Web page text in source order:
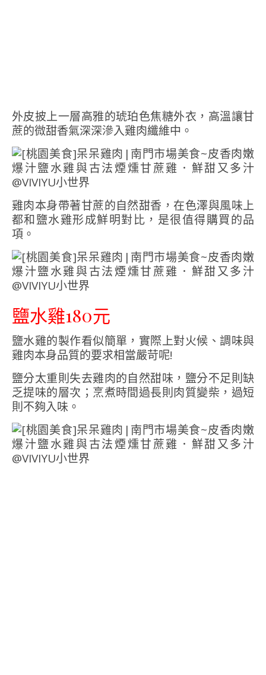
外皮披上一層高雅的琥珀色焦糖外衣，高溫讓甘
蔗的微甜香氣深深滲入雞肉纖維中。
雞肉本身帶著甘蔗的自然甜香，在色澤與風味上
都和鹽水雞形成鮮明對比，是很值得購買的品
項。
鹽水雞180元
鹽水雞的製作看似簡單，實際上對火候、調味與
雞肉本身品質的要求相當嚴苛呢!
鹽分太重則失去雞肉的自然甜味，鹽分不足則缺
乏提味的層次；烹煮時間過長則肉質變柴，過短
則不夠入味。